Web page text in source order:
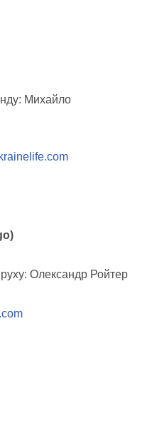
Михайло
Олександр Ройтер